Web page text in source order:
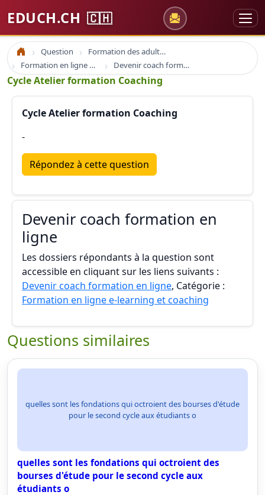
EDUCH.CH 🇨🇭
Accueil Question
Formation des adultes
Formation en ligne e-learning et coaching
Devenir coach formation en ligne
Cycle Atelier formation Coaching
Cycle Atelier formation Coaching
-
Répondez à cette question
Devenir coach formation en
ligne
Les dossiers répondants à la question sont
accessible en cliquant sur les liens suivants :
Devenir coach formation en ligne, Catégorie :
Formation en ligne e-learning et coaching
Questions similaires
quelles sont les fondations qui octroient des bourses d'étude
pour le second cycle aux étudiants o
quelles sont les fondations qui octroient des
bourses d'étude pour le second cycle aux
étudiants o